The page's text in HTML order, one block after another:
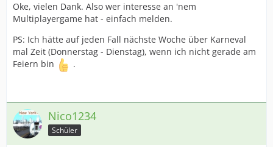
Oke, vielen Dank. Also wer interesse an 'nem
Multiplayergame hat - einfach melden.
PS: Ich hätte auf jeden Fall nächste Woche über Karneval
mal Zeit (Donnerstag - Dienstag), wenn ich nicht gerade am
Feiern bin
.
Nico1234
Schüler